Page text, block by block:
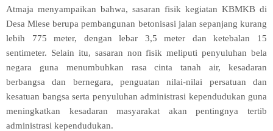
Atmaja menyampaikan bahwa, sasaran fisik kegiatan KBMKB di
Desa Mlese berupa pembangunan betonisasi jalan sepanjang kurang
lebih 775 meter, dengan lebar 3,5 meter dan ketebalan 15
sentimeter. Selain itu, sasaran non fisik meliputi penyuluhan bela
negara guna menumbuhkan rasa cinta tanah air, kesadaran
berbangsa dan bernegara, penguatan nilai-nilai persatuan dan
kesatuan bangsa serta penyuluhan administrasi kependudukan guna
meningkatkan kesadaran masyarakat akan pentingnya tertib
administrasi kependudukan.